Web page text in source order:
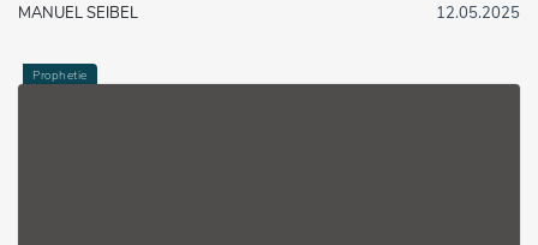
MANUEL SEIBEL 12.05.2025
Prophetie